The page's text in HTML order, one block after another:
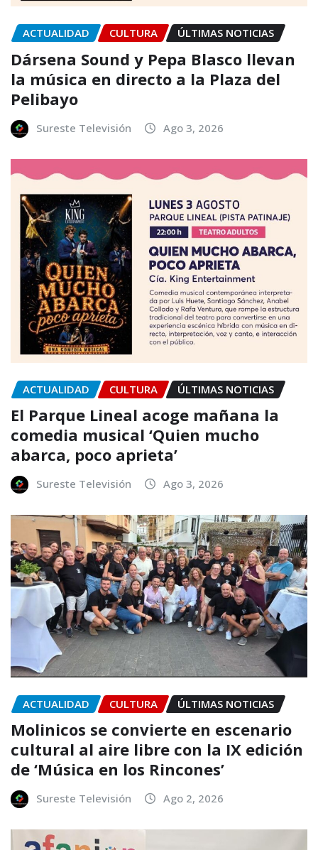
ACTUALIDAD CULTURA ÚLTIMAS NOTICIAS
Dársena Sound y Pepa Blasco llevan
la música en directo a la Plaza del
Pelibayo
Sureste Televisión Ago 3, 2026
ACTUALIDAD CULTURA ÚLTIMAS NOTICIAS
El Parque Lineal acoge mañana la
comedia musical ‘Quien mucho
abarca, poco aprieta’
Sureste Televisión Ago 3, 2026
ACTUALIDAD CULTURA ÚLTIMAS NOTICIAS
Molinicos se convierte en escenario
cultural al aire libre con la IX edición
de ‘Música en los Rincones’
Sureste Televisión Ago 2, 2026